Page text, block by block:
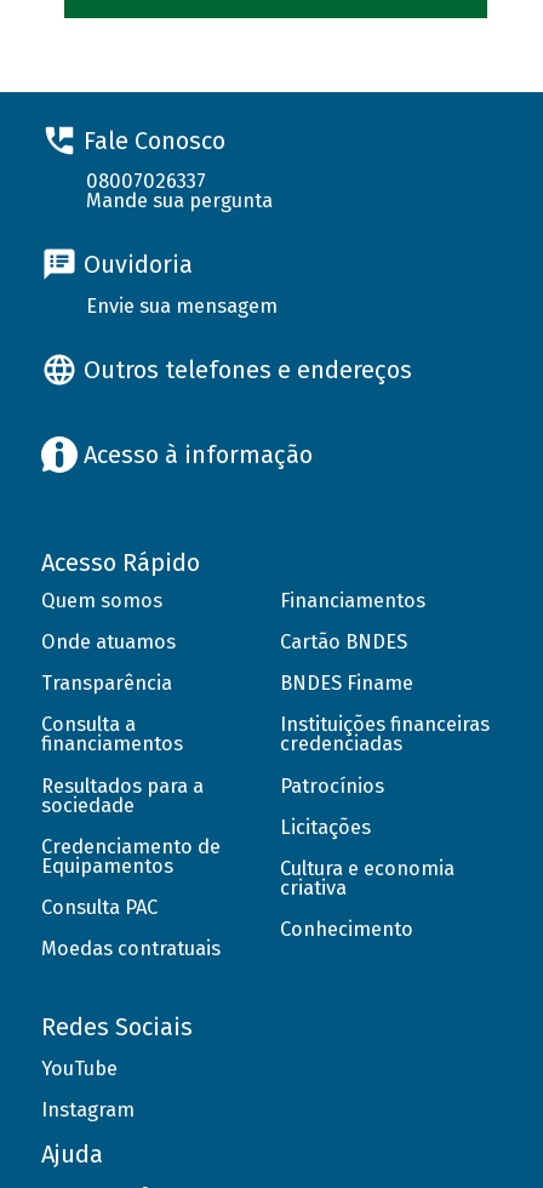
Fale Conosco
08007026337
Mande sua pergunta
Ouvidoria
Envie sua mensagem
Outros telefones e endereços
Acesso à informação
Acesso Rápido
Quem somos
Onde atuamos
Transparência
Consulta a
financiamentos
Resultados para a
sociedade
Credenciamento de
Equipamentos
Consulta PAC
Moedas contratuais
Financiamentos
Cartão BNDES
BNDES Finame
Instituições financeiras
credenciadas
Patrocínios
Licitações
Cultura e economia
criativa
Conhecimento
Redes Sociais
YouTube
Instagram
Ajuda